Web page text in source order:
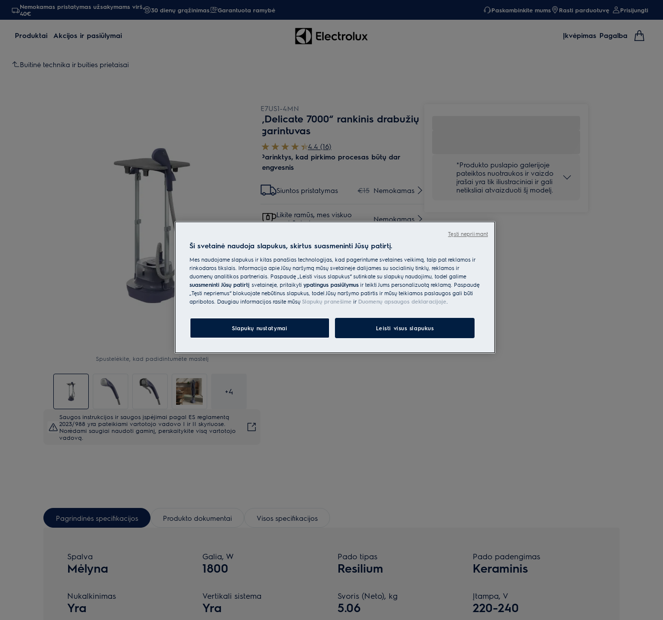
Nemokamas pristatymas užsakymams virš
40€
30 dienų grąžinimas Garantuota ramybė Paskambinkite mums Rasti parduotuvę Prisijungti
Produktai Akcijos ir pasiūlymai Įkvėpimas Pagalba
Buitinė technika ir buities prietaisai
Spustelėkite, kad padidintumėte mastelį
+4
Saugos instrukcijos ir saugos įspėjimai pagal ES reglamentą
2023/988 yra pateikiami vartotojo vadovo I ir II skyriuose.
Norėdami saugiai naudoti gaminį, perskaitykite visą vartotojo
vadovą.
E7US1-4MN
„Delicate 7000“ rankinis drabužių
garintuvas
4.4 (16)
Parinktys, kad pirkimo procesas būtų dar
lengvesnis
Siuntos pristatymas €15 Nemokamas
Likite ramūs, mes viskuo
pasirūpinsime
Nemokamas
*Produkto puslapio galerijoje
pateiktos nuotraukos ir vaizdo
įrašai yra tik iliustraciniai ir gali
netiksliai atvaizduoti šį modelį.
Pagrindinės specifikacijos Produkto dokumentai Visos specifikacijos
Spalva
Mėlyna
Galia, W
1800
Pado tipas
Resilium
Pado padengimas
Keraminis
Nukalkinimas
Yra
Vertikali sistema
Yra
Svoris (Neto), kg
5.06
Įtampa, V
220-240
Ši svetainė naudoja slapukus, skirtus suasmeninti Jūsų patirtį.
Mes naudojame slapukus ir kitas panašias technologijas, kad pagerintume svetainės veikimą, taip pat reklamos ir
rinkodaros tikslais. Informacija apie Jūsų naršymą mūsų svetainėje dalijamės su socialinių tinklų, reklamos ir
duomenų analitikos partneriais. Paspaudę „Leisti visus slapukus“ sutinkate su slapukų naudojimu, todėl galime
suasmeninti Jūsų patirtį svetainėje, pritaikyti ypatingus pasiūlymus ir teikti Jums personalizuotą reklamą. Paspaudę
„Tęsti nepriėmus“ blokuojate nebūtinus slapukus, todėl Jūsų naršymo patirtis ir mūsų teikiamos paslaugos gali būti
apribotos. Daugiau informacijos rasite mūsų Slapukų pranešime ir Duomenų apsaugos deklaracijoje.
Slapukų nustatymai Leisti visus slapukus
Tęsti nepriimant